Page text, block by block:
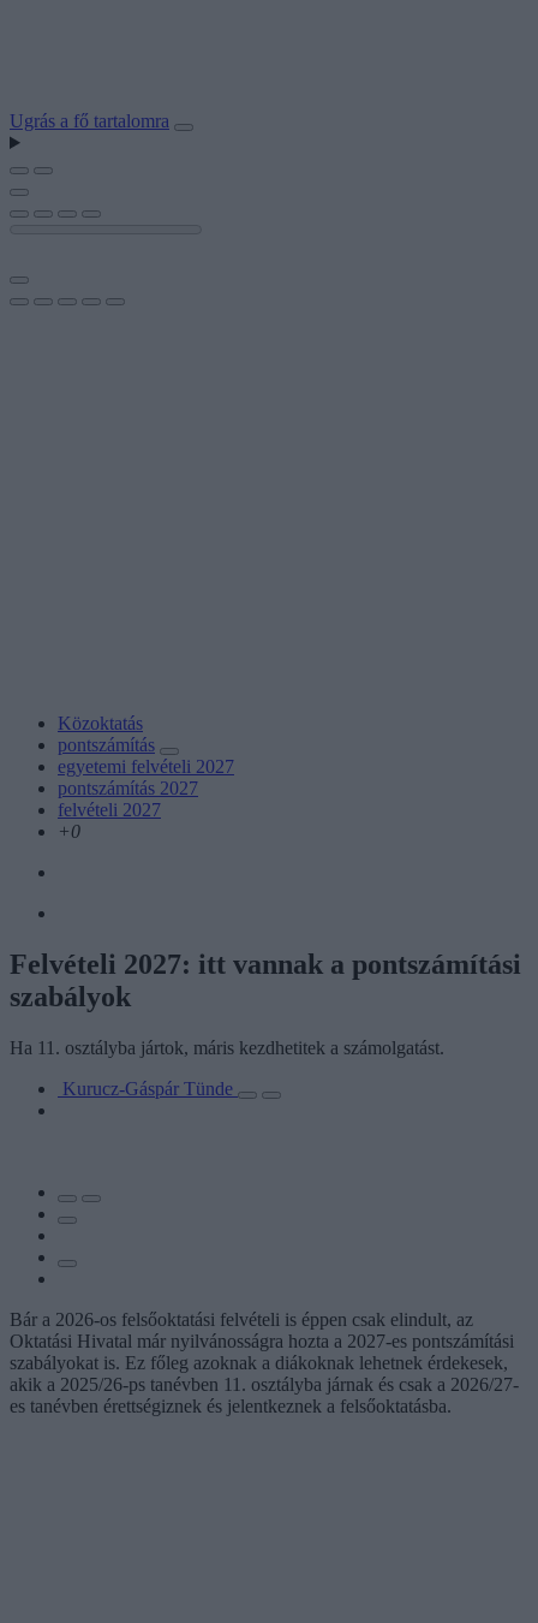
Ugrás a fő tartalomra
Közoktatás
pontszámítás
egyetemi felvételi 2027
pontszámítás 2027
felvételi 2027
+0
Felvételi 2027: itt vannak a pontszámítási
szabályok
Ha 11. osztályba jártok, máris kezdhetitek a számolgatást.
Kurucz-Gáspár Tünde
Bár a 2026-os felsőoktatási felvételi is éppen csak elindult, az
Oktatási Hivatal már nyilvánosságra hozta a 2027-es pontszámítási
szabályokat is. Ez főleg azoknak a diákoknak lehetnek érdekesek,
akik a 2025/26-ps tanévben 11. osztályba járnak és csak a 2026/27-
es tanévben érettségiznek és jelentkeznek a felsőoktatásba.